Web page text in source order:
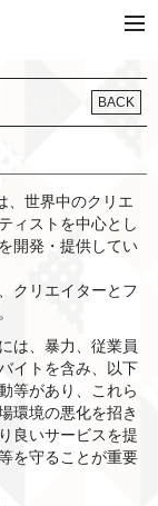
BACK
、世界中のクリエ
ィストを中心とし
開発・提供してい
クリエイターとフ
は、暴力、従業員
イトを含み、以下
等があり、これら
環境の悪化を招き
良いサービスを提
を守ることが重要